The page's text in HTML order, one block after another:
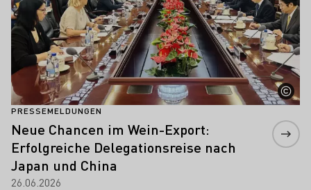
PRESSEMELDUNGEN
Neue Chancen im Wein-Export:
Erfolgreiche Delegationsreise nach
Japan und China
26.06.2026